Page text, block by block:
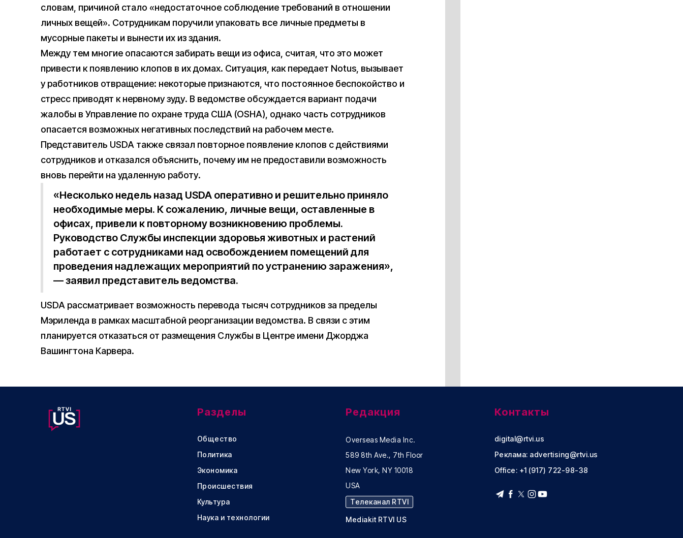
словам, причиной стало «недостаточное соблюдение требований в отношении
личных вещей». Сотрудникам поручили упаковать все личные предметы в
мусорные пакеты и вынести их из здания.
Между тем многие опасаются забирать вещи из офиса, считая, что это может
привести к появлению клопов в их домах. Ситуация, как передает Notus, вызывает
у работников отвращение: некоторые признаются, что постоянное беспокойство и
стресс приводят к нервному зуду. В ведомстве обсуждается вариант подачи
жалобы в Управление по охране труда США (OSHA), однако часть сотрудников
опасается возможных негативных последствий на рабочем месте.
Представитель USDA также связал повторное появление клопов с действиями
сотрудников и отказался объяснить, почему им не предоставили возможность
вновь перейти на удаленную работу.
«Несколько недель назад USDA оперативно и решительно приняло
необходимые меры. К сожалению, личные вещи, оставленные в
офисах, привели к повторному возникновению проблемы.
Руководство Службы инспекции здоровья животных и растений
работает с сотрудниками над освобождением помещений для
проведения надлежащих мероприятий по устранению заражения»,
— заявил представитель ведомства.
USDA рассматривает возможность перевода тысяч сотрудников за пределы
Мэриленда в рамках масштабной реорганизации ведомства. В связи с этим
планируется отказаться от размещения Службы в Центре имени Джорджа
Вашингтона Карвера.
Разделы
Общество
Политика
Экономика
Происшествия
Культура
Наука и технологии
Редакция
Overseas Media Inc.
589 8th Ave., 7th Floor
New York, NY 10018
USA
Телеканал RTVI
Mediakit RTVI US
Контакты
digital@rtvi.us
Реклама: advertising@rtvi.us
Office: +1 (917) 722-98-38